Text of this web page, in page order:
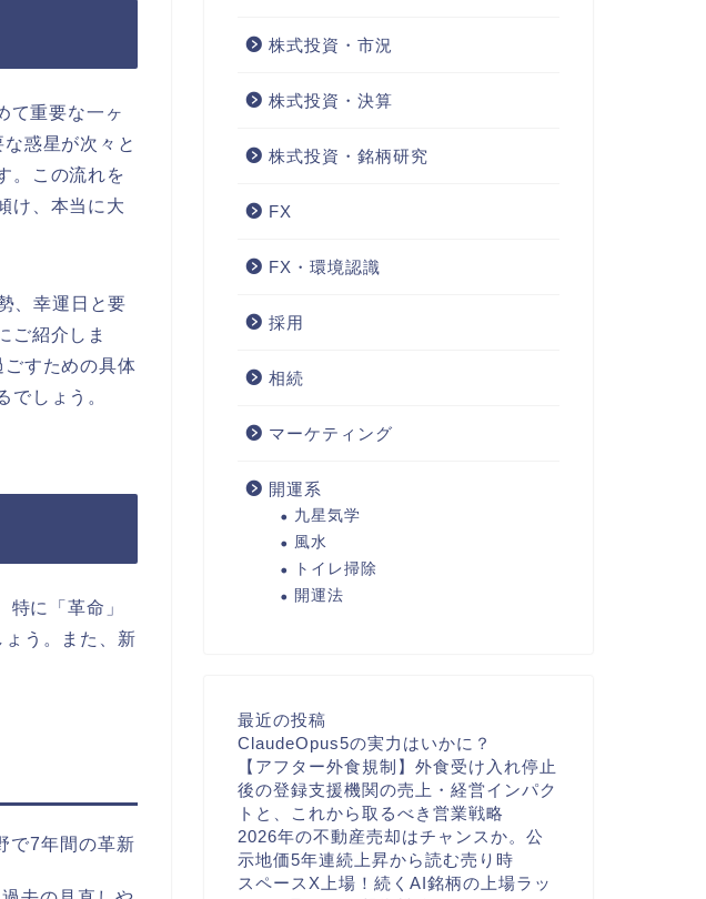
て重要な一ヶ
惑星が次々と
。この流れを
け、本当に大
、幸運日と要
ご紹介しま
すための具体
でしょう。
に「革命」
う。また、新
で7年間の革新
株式投資・市況
株式投資・決算
株式投資・銘柄研究
FX
FX・環境認識
採用
相続
マーケティング
開運系
九星気学
風水
トイレ掃除
開運法
最近の投稿
ClaudeOpus5の実力はいかに？
【アフター外食規制】外食受け入れ停止
後の登録支援機関の売上・経営インパク
トと、これから取るべき営業戦略
2026年の不動産売却はチャンスか。公
示地価5年連続上昇から読む売り時
スペースX上場！続くAI銘柄の上場ラッ